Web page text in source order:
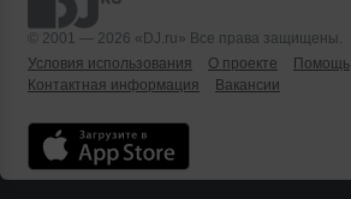
© 2001 — 2026 «DJ.ru» Все права защищены.
Условия использования
О проекте Помощь
Контактная информация
Вакансии